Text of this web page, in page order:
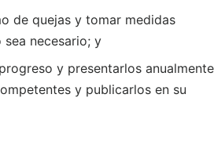
de quejas y tomar medidas
necesario; y
y presentarlos anualmente
y publicarlos en su